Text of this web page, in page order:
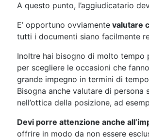
A questo punto, l’aggiudicatario
E’ opportuno ovviamente valutare
tutti i documenti siano facilmente
Inoltre hai bisogno di molto
per scegliere le occasioni che
grande impegno in termini di
Bisogna anche valutare di
nell’ottica della posizione, ad
Devi porre attenzione anche
offrire in modo da non essere